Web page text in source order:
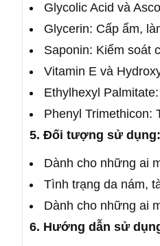
Glycolic Acid và
Glycerin: Cấp ẩm,
Saponin: Kiểm soát
Vitamin E và
Ethylhexyl
Phenyl Trimethicon:
5. Đối tượng sử dụng:
Dành cho những ai
Tình trạng da nám,
Dành cho những ai
6. Hướng dẫn sử